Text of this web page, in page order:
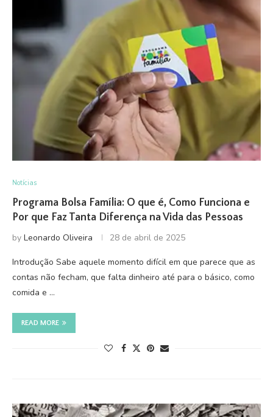
Notícias
Programa Bolsa Família: O que é, Como Funciona e
Por que Faz Tanta Diferença na Vida das Pessoas
by Leonardo Oliveira 28 de abril de 2025
Introdução Sabe aquele momento difícil em que parece que as
contas não fecham, que falta dinheiro até para o básico, como
comida e …
READ MORE